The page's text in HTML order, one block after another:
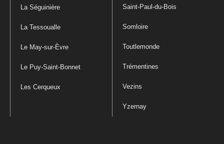
La Séguinière
La Tessoualle
Le May-sur-Èvre
Le Puy-Saint-Bonnet
Les Cerqueux
Saint-Paul-du-Bois
Somloire
Toutlemonde
Trémentines
Vezins
Yzernay